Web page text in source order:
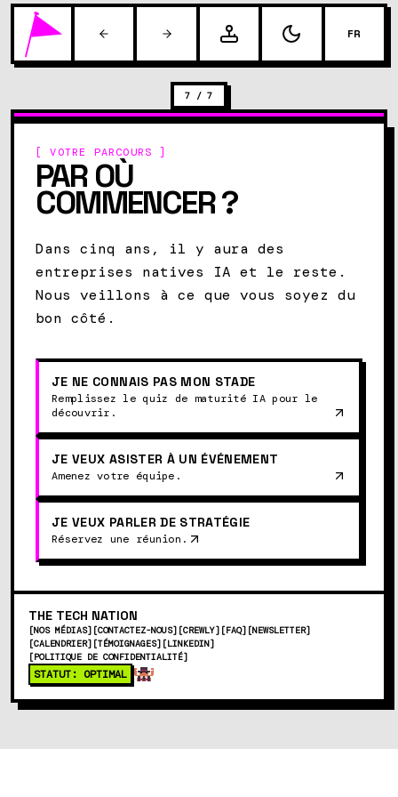
FR
7 /7
[ VOTRE PARCOURS ]
PAR OÙ
COMMENCER ?
Dans cinq ans, il y aura des
entreprises natives IA et le reste.
Nous veillons à ce que vous soyez du
bon côté.
JE NE CONNAIS PAS MON STADE
Remplissez le quiz de maturité IA pour le
découvrir.
JE VEUX ASISTER À UN ÉVÉNEMENT
Amenez votre équipe.
JE VEUX PARLER DE STRATÉGIE
Réservez une réunion.
THE TECH NATION
[NOS MÉDIAS] [CONTACTEZ-NOUS] [CREWLY] [FAQ] [NEWSLETTER]
[CALENDRIER] [TÉMOIGNAGES] [LINKEDIN]
[POLITIQUE DE CONFIDENTIALITÉ]
STATUT: OPTIMAL